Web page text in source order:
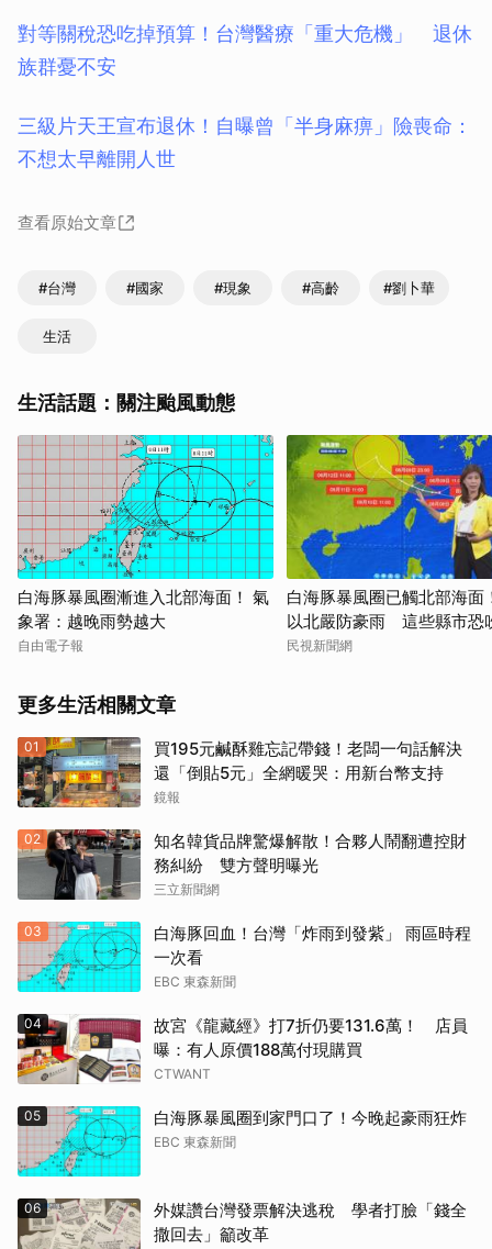
對等關稅恐吃掉預算！台灣醫療「重大危機」 退休
族群憂不安
三級片天王宣布退休！自曝曾「半身麻痹」險喪命：
不想太早離開人世
查看原始文章
#台灣 #國家 #現象 #高齡 #劉卜華
生活
生活話題：關注颱風動態
白海豚暴風圈漸進入北部海面！ 氣
象署：越晚雨勢越大
自由電子報
白海豚暴風圈已觸北部海面
以北嚴防豪雨 這些縣市恐
強風
民視新聞網
更多生活相關文章
01
買195元鹹酥雞忘記帶錢！老闆一句話解決
還「倒貼5元」全網暖哭：用新台幣支持
鏡報
02
知名韓貨品牌驚爆解散！合夥人鬧翻遭控財
務糾紛 雙方聲明曝光
三立新聞網
03
白海豚回血！台灣「炸雨到發紫」 雨區時程
一次看
EBC 東森新聞
04
故宮《龍藏經》打7折仍要131.6萬！ 店員
曝：有人原價188萬付現購買
CTWANT
05 白海豚暴風圈到家門口了！今晚起豪雨狂炸
EBC 東森新聞
06
外媒讚台灣發票解決逃稅 學者打臉「錢全
撒回去」籲改革